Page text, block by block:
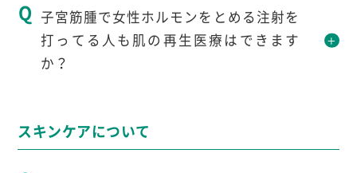
する方がベストであるというように考えていま
す。
第一に耳の後ろが処置しやすい（着替える必要
取をすることが現実的ではないでしょうか。
細胞を破壊するような、レーザー治療は控えて
子宮筋腫で女性ホルモンをとめる注射を
打ってる人も肌の再生医療はできます
か？
スキンケアについて